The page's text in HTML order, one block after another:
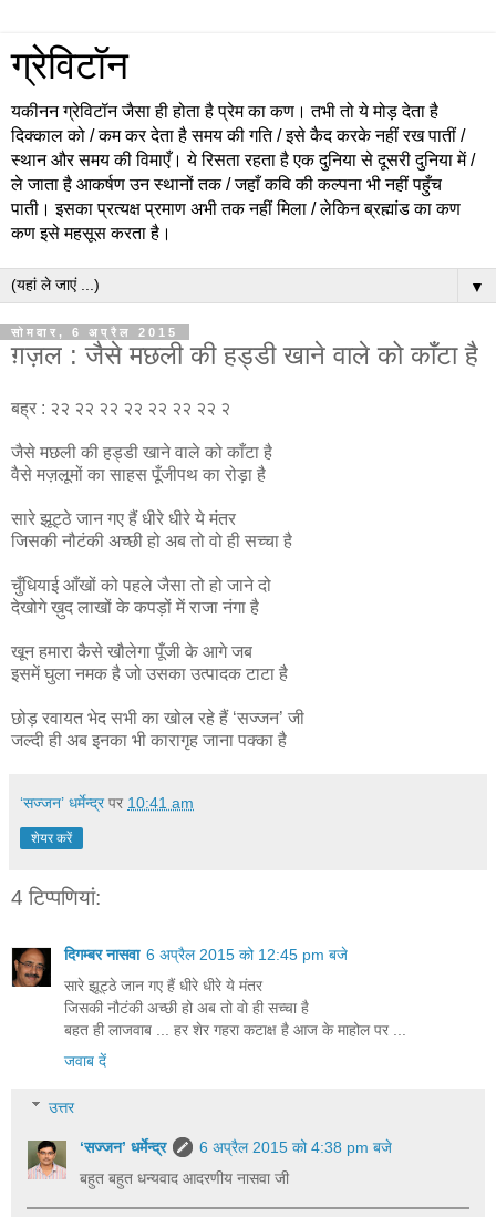
ग्रेविटॉन
यकीनन ग्रेविटॉन जैसा ही होता है प्रेम का कण। तभी तो ये मोड़ देता है
दिक्काल को / कम कर देता है समय की गति / इसे कैद करके नहीं रख पातीं /
स्थान और समय की विमाएँ। ये रिसता रहता है एक दुनिया से दूसरी दुनिया में /
ले जाता है आकर्षण उन स्थानों तक / जहाँ कवि की कल्पना भी नहीं पहुँच
पाती। इसका प्रत्यक्ष प्रमाण अभी तक नहीं मिला / लेकिन ब्रह्मांड का कण
कण इसे महसूस करता है।
▼
सोमवार, 6 अप्रैल 2015
ग़ज़ल : जैसे मछली की हड्डी खाने वाले को काँटा है
बह्र : २२ २२ २२ २२ २२ २२ २२ २
जैसे मछली की हड्डी खाने वाले को काँटा है
वैसे मज़लूमों का साहस पूँजीपथ का रोड़ा है
सारे झूट्ठे जान गए हैं धीरे धीरे ये मंतर
जिसकी नौटंकी अच्छी हो अब तो वो ही सच्चा है
चुँधियाई आँखों को पहले जैसा तो हो जाने दो
देखोगे ख़ुद लाखों के कपड़ों में राजा नंगा है
खून हमारा कैसे खौलेगा पूँजी के आगे जब
इसमें घुला नमक है जो उसका उत्पादक टाटा है
छोड़ रवायत भेद सभी का खोल रहे हैं ‘सज्जन’ जी
जल्दी ही अब इनका भी कारागृह जाना पक्का है
‘सज्जन’ धर्मेन्द्र पर 10:41 am
शेयर करें
4 टिप्‍पणियां:
दिगम्बर नासवा 6 अप्रैल 2015 को 12:45 pm बजे
सारे झूट्ठे जान गए हैं धीरे धीरे ये मंतर
जिसकी नौटंकी अच्छी हो अब तो वो ही सच्चा है
बहत ही लाजवाब ... हर शेर गहरा कटाक्ष है आज के माहोल पर ...
जवाब दें
उत्तर
‘सज्जन’ धर्मेन्द्र
6 अप्रैल 2015 को 4:38 pm बजे
बहुत बहुत धन्यवाद आदरणीय नासवा जी